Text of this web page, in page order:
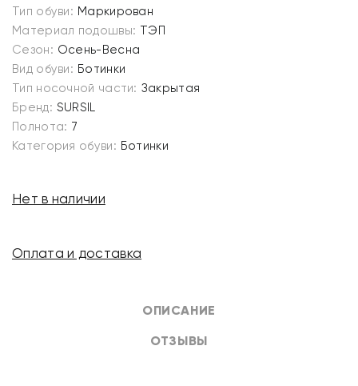
ОПИСАНИЕ
ОТЗЫВЫ
Тип обуви: Маркирован
Материал подошвы: ТЭП
Сезон: Осень-Весна
Вид обуви: Ботинки
Тип носочной части: Закрытая
Бренд: SURSIL
Полнота: 7
Категория обуви: Ботинки
Нет в наличии
Оплата и доставка